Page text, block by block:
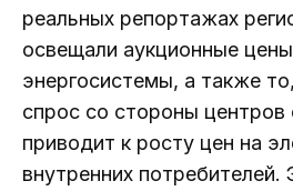
реальных репортажах
освещали аукционные
энергосистемы, а также
спрос со стороны
приводит к росту цен на
внутренних потребителей.